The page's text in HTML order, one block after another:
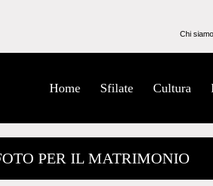
Chi siamo
Home Sfilate Cultura
PER IL MATRIMONIO